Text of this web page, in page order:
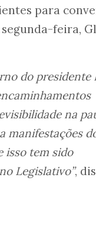
para
segunda-feira,
do presidente
na
manifestações
isso tem sido
Legislativo”,